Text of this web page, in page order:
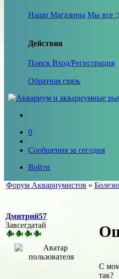
Наши Магазины Мы все :)
Действия
Поиск Вход/Регистрация
Обратная связь
0
Сообщения за сегодня
Войти
Форум Аквариумистов »
Дмитрий57
Завсегдатай
С
так?